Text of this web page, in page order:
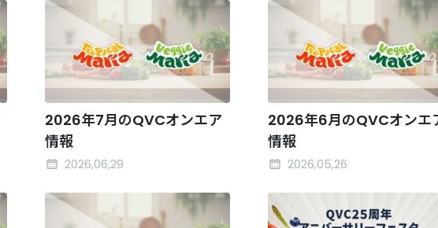
2026年7月のQVCオンエア
情報
2026,06,29
2026年6月のQVCオンエ
情報
2026,05,26